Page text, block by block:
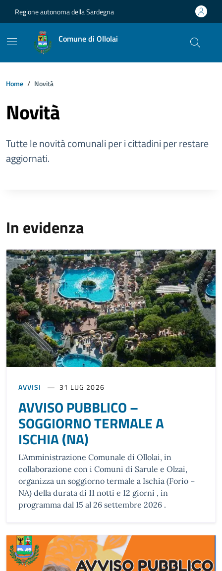
Regione autonoma della Sardegna
Comune di Ollolai
Home Novità
Novità
Tutte le novità comunali per i cittadini per restare
aggiornati.
In evidenza
AVVISI 31 LUG 2026
AVVISO PUBBLICO –
SOGGIORNO TERMALE A
ISCHIA (NA)
L'Amministrazione Comunale di Ollolai, in
collaborazione con i Comuni di Sarule e Olzai,
organizza un soggiorno termale a Ischia (Forio –
NA) della durata di 11 notti e 12 giorni , in
programma dal 15 al 26 settembre 2026 .